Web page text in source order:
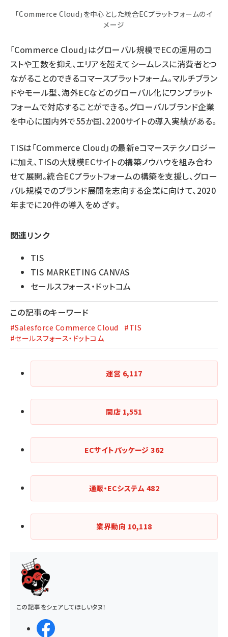
「Commerce Cloud」を中心とした統合ECプラットフォームのイ
メージ
「Commerce Cloud」はグローバル規模でECの運用のコ
ストや工数を抑え、エリアを超えてシームレスに消費者とつ
ながることのできるコマースプラットフォーム。マルチブラン
ドやモール型、海外ECなどのグローバル化にワンプラット
フォームで対応することができる。グローバルブランド企業
を中心に国内外で55か国、2200サイトの導入実績がある。
TISは「Commerce Cloud」の最新eコマーステクノロジー
に加え、TISの大規模ECサイトの構築ノウハウを組み合わ
せて展開。統合ECプラットフォームの構築を支援し、グロー
バル規模でのブランド展開を志向する企業に向けて、2020
年までに20件の導入をめざす。
関連リンク
TIS
TIS MARKETING CANVAS
セールスフォース・ドットコム
この記事のキーワード
#Salesforce Commerce Cloud
#TIS
#セールスフォース・ドットコム
運営 6,117
開店 1,551
ECサイトパッケージ362
通販・ECシステム 482
業界動向 10,118
この記事をシェアしてほしいタヌ！